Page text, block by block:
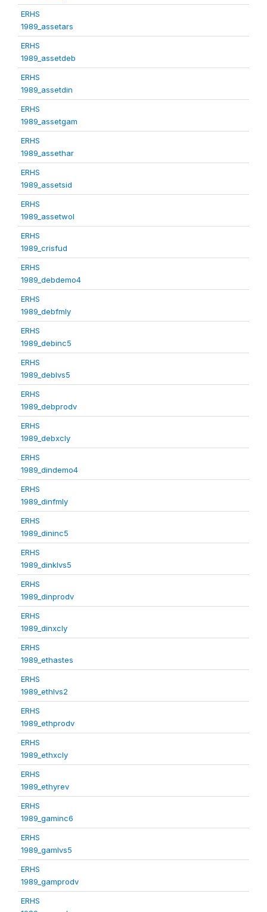
ERHS
1989_assetars
ERHS
1989_assetdeb
ERHS
1989_assetdin
ERHS
1989_assetgam
ERHS
1989_assethar
ERHS
1989_assetsid
ERHS
1989_assetwol
ERHS
1989_crisfud
ERHS
1989_debdemo4
ERHS
1989_debfmly
ERHS
1989_debinc5
ERHS
1989_deblvs5
ERHS
1989_debprodv
ERHS
1989_debxcly
ERHS
1989_dindemo4
ERHS
1989_dinfmly
ERHS
1989_dininc5
ERHS
1989_dinklvs5
ERHS
1989_dinprodv
ERHS
1989_dinxcly
ERHS
1989_ethastes
ERHS
1989_ethlvs2
ERHS
1989_ethprodv
ERHS
1989_ethxcly
ERHS
1989_ethyrev
ERHS
1989_gaminc6
ERHS
1989_gamlvs5
ERHS
1989_gamprodv
ERHS